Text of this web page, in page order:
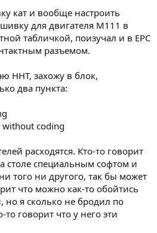
кат и вообще настроить
для двигателя М111 в
табличкой, поизучал и в EPC
разъемом.
HHT, захожу в блок,
два пункта:
coding
расходятся. Кто-то говорит
столе специальным софтом и
того ни другого, так бы может
что можно как-то обойтись
я сколько не бродил по
говорит что у него эти